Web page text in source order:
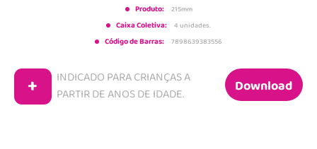
Produto: 215mm
Caixa Coletiva: 4 unidades.
Código de Barras: 7898639383556
+
INDICADO PARA CRIANÇAS A
PARTIR DEANOS DE IDADE. Download